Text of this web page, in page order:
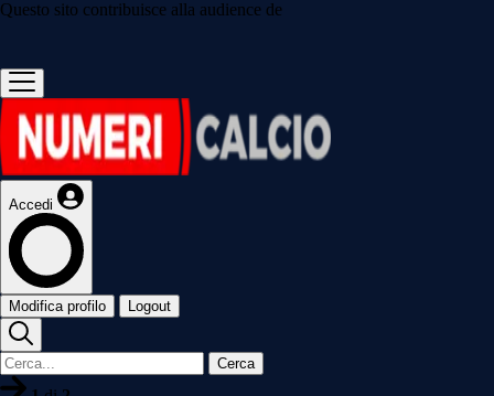
Questo sito contribuisce alla audience de
Accedi
Modifica profilo Logout
Cerca